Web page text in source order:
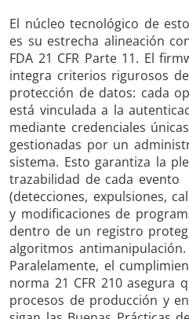
El núcleo tecnológico de
es su estrecha alineación
FDA 21 CFR Parte 11. El
integra criterios rigurosos
protección de datos: cada
está vinculada a la
mediante credenciales únicas
gestionadas por un
sistema. Esto garantiza la
trazabilidad de cada evento
(detecciones, expulsiones,
y modificaciones de
dentro de un registro
algoritmos antimanipulación.
Paralelamente, el
norma 21 CFR 210 asegura
procesos de producción y